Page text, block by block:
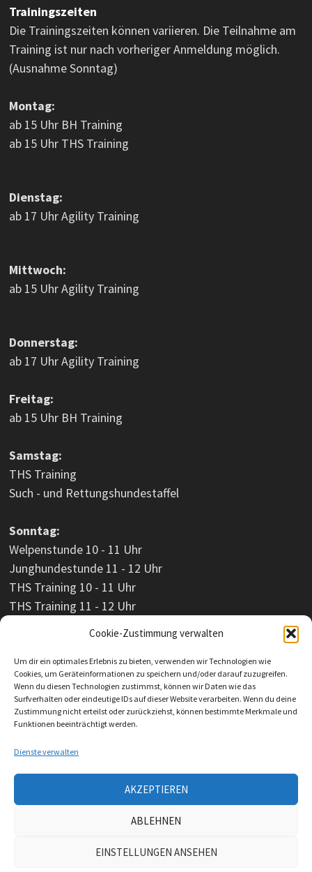
Cookie-Zustimmung verwalten
Um dir ein optimales Erlebnis zu bieten, verwenden wir Technologien wie
Cookies, um Geräteinformationen zu speichern und/oder darauf zuzugreifen.
Wenn du diesen Technologien zustimmst, können wir Daten wie das
Surfverhalten oder eindeutige IDs auf dieser Website verarbeiten. Wenn du deine
Zustimmung nicht erteilst oder zurückziehst, können bestimmte Merkmale und
Funktionen beeinträchtigt werden.
Dienste verwalten
AKZEPTIEREN
ABLEHNEN
EINSTELLUNGEN ANSEHEN
Trainingszeiten
Die Trainingszeiten können variieren. Die Teilnahme am
Training ist nur nach vorheriger Anmeldung möglich.
(Ausnahme Sonntag)
Montag:
ab 15 Uhr BH Training
ab 15 Uhr THS Training
Dienstag:
ab 17 Uhr Agility Training
Mittwoch:
ab 15 Uhr Agility Training
Donnerstag:
ab 17 Uhr Agility Training
Freitag:
ab 15 Uhr BH Training
Samstag:
THS Training
Such - und Rettungshundestaffel
Sonntag:
Welpenstunde 10 - 11 Uhr
Junghundestunde 11 - 12 Uhr
THS Training 10 - 11 Uhr
THS Training 11 - 12 Uhr